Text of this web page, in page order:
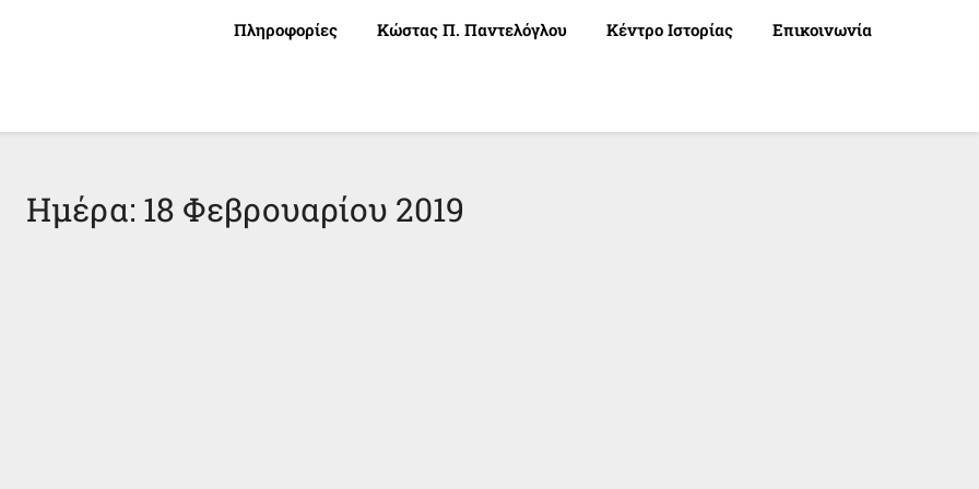
Πληροφορίες Κώστας Π. Παντελόγλου Κέντρο Ιστορίας Επικοινωνία
Ημέρα: 18 Φεβρουαρίου 2019